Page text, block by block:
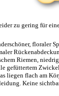
floraler
Riemen,
gefüttertem
liegen flach am
Keine
zu gering für